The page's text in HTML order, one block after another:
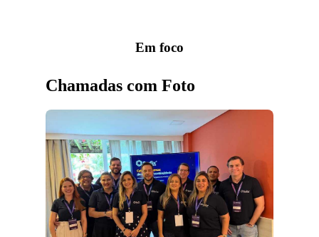
Em foco
Chamadas com Foto